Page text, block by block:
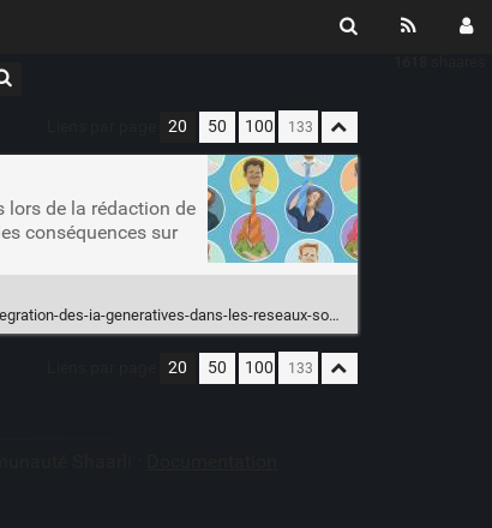
20 50 100
lors de la rédaction de
conséquences sur
ia-generatives-dans-les-reseaux-sociaux-influence-lopinion/
20 50 100